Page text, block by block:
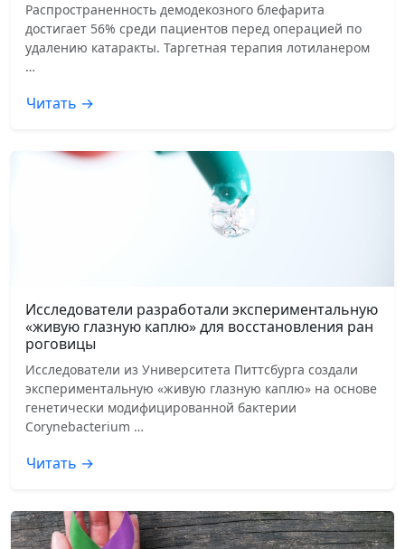
Распространенность демодекозного блефарита
достигает 56% среди пациентов перед операцией по
удалению катаракты. Таргетная терапия лотиланером
…
Читать →
Исследователи разработали экспериментальную
«живую глазную каплю» для восстановления ран
роговицы
Исследователи из Университета Питтсбурга создали
экспериментальную «живую глазную каплю» на основе
генетически модифицированной бактерии
Corynebacterium …
Читать →